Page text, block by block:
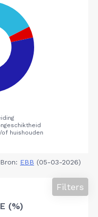
Bron: EBB (05-03-2026)
(%)
Filters